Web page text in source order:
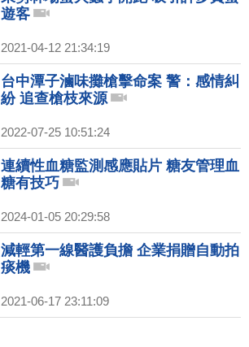
遊客
2021-04-12 21:34:19
台中潭子滷味攤槍擊命案 警：感情糾
紛 追查槍枝來源
2022-07-25 10:51:24
連續性血糖監測感應貼片 糖友管理血
糖有技巧
2024-01-05 20:29:58
減輕第一線醫護負擔 企業捐贈自動拍
痰機
2021-06-17 23:11:09